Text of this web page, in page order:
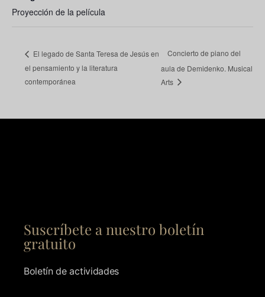
Proyección de la película
El legado de Santa Teresa de Jesús en
el pensamiento y la literatura
contemporánea
Concierto de piano del
aula de Demidenko. Musical
Arts
Suscríbete a nuestro boletín
gratuito
Boletín de actividades